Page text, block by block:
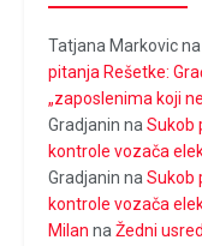
Tatjana Markovicna
pitanja Rešetke:
„zaposlenima koji
Gradjanin naSukob
kontrole vozača
Gradjanin naSukob
kontrole vozača
Milan naŽedni